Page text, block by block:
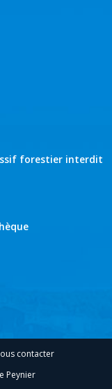
forestier interdit
contacter
Peynier